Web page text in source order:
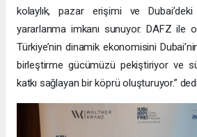
kolaylık, pazar erişimi ve
yararlanma imkanı sunuyor. DAFZ ile on
Türkiye’nin dinamik ekonomisini
birleştirme gücümüzü pekiştiriyor ve
katkı sağlayan bir köprü oluşturuyor.”